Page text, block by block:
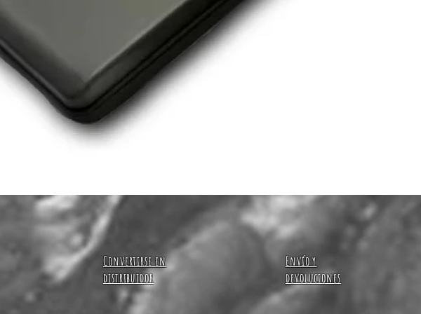
Vista rápida
Convertirse en
distribuidor
Envío y
devoluciones